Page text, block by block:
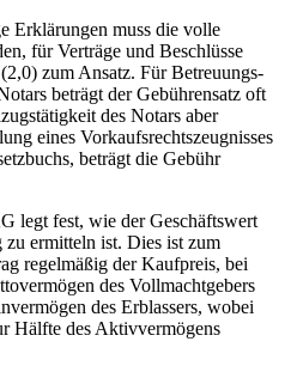
Erklärungen muss die volle
für Verträge und Beschlüsse
zum Ansatz. Für Betreuungs-
beträgt der Gebührensatz oft
des Notars aber
eines Vorkaufsrechtszeugnisses
beträgt die Gebühr
legt fest, wie der Geschäftswert
ermitteln ist. Dies ist zum
regelmäßig der Kaufpreis, bei
des Vollmachtgebers
des Erblassers, wobei
Hälfte des Aktivvermögens